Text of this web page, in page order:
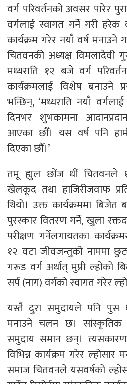
वर्ग परिवर्तनको अवसर पारेर
वर्गलाई स्वागत गर्ने गरी
कार्यक्रम गरेर नयाँ वर्ष
चितवनकी अध्यक्ष विमलादेवी
मध्यराति १२ बजे वर्ग
कार्यक्रमलाई विशेष बनाउने
भन्छिन्, ‘मध्यराति नयाँ
दिनभर शुभकामना
आएका छौँ। यस वर्ष पनि
दिएका छौँ।’
तमू ह्युल छोंज धीं चितवनले
खेलकूद तथा हाजिरीजवाफ
थियो। उक्त कार्यक्रममा बिजेत
पुरस्कार वितरण गर्ने, खुला
परीक्षण गर्नेलगायतका
१२ वटा जीवजन्तुको नाममा
गरूड वर्ग अर्थात् मुप्री ल्होको
सर्प (नाग) वर्गको स्वागत गरेर
यस्तै दुरा समुदायले पनि पुस
मनाउने चलन छ।
समुदाय समान छन्।
विभिन्न कार्यक्रम गरेर
समाज चितवनले यसवर्षको